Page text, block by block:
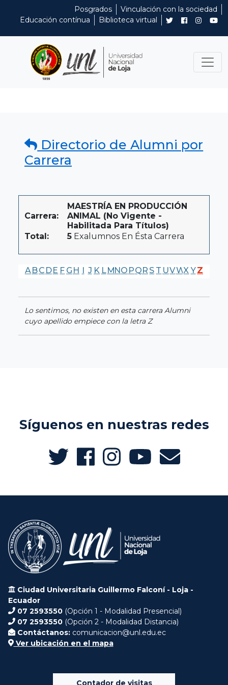
Posgrados
Vinculación con la sociedad
Educación contínua
Biblioteca virtual
Directorio de Alumni por
Carrera
Carrera:
MAESTRÍA EN PRODUCCIÓN
ANIMAL (No Vigente -
Habilitada Para Títulos)
Total:
5 Exalumnos En Ésta Carrera
A BC DE F G H I J K LMNO PQR S T UVWX YZ
Lo sentimos, no existen en esta carrera Alumni
cuyo apellido empiece con la letra Z
Síguenos en nuestras redes
Ciudad Universitaria Guillermo Falconí - Loja -
Ecuador
07 2593550 (Opción 1 - Modalidad Presencial)
07 2593550 (Opción 2 - Modalidad Distancia)
Contáctanos: comunicacion@unl.edu.ec
Ver ubicación en el mapa
Contador de visitas